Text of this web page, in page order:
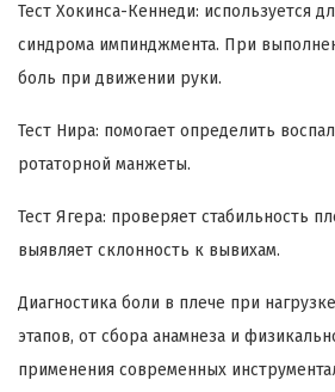
Тест Хокинса-Кеннеди: используется
синдрома импинджмента. При
боль при движении руки.
Тест Нира: помогает определить
ротаторной манжеты.
Тест Ягера: проверяет стабильность
выявляет склонность к вывихам.
Диагностика боли в плече при
этапов, от сбора анамнеза и
применения современных